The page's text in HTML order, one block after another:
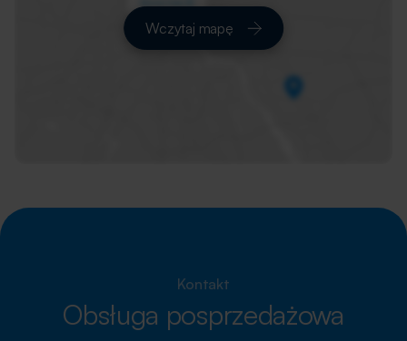
Wczytaj mapę
Kontakt
Obsługa posprzedażowa